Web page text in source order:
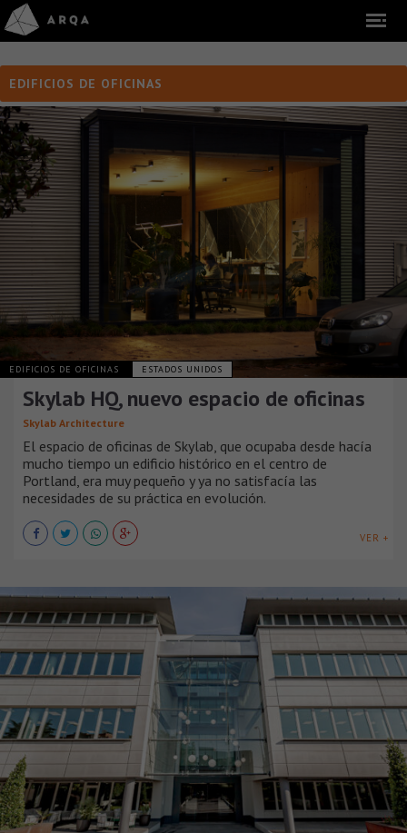
EDIFICIOS DE OFICINAS
EDIFICIOS DE OFICINAS ESTADOS UNIDOS
Skylab HQ, nuevo espacio de oficinas
Skylab Architecture
El espacio de oficinas de Skylab, que ocupaba desde hacía
mucho tiempo un edificio histórico en el centro de
Portland, era muy pequeño y ya no satisfacía las
necesidades de su práctica en evolución.
VER +